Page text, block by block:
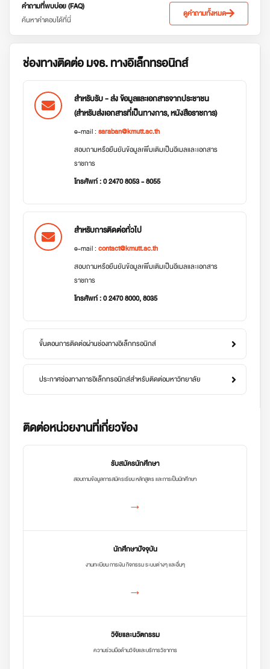
คำถามที่พบบ่อย (FAQ)
ค้นหาคำตอบได้ที่นี่
ดูคำถามทั้งหมด
ช่องทางติดต่อ มจธ. ทางอิเล็กทรอนิกส์
สำหรับรับ - ส่ง ข้อมูลและเอกสารจากประชาชน
(สำหรับส่งเอกสารที่เป็นทางการ, หนังสือราชการ)
e-mail :saraban@kmutt.ac.th
สอบถามหรือยืนยันข้อมูลเพิ่มเติมเป็นอีเมลและเอกสาร
ราชการ
โทรศัพท์ : 0 2470 8053 - 8055
สำหรับการติดต่อทั่วไป
e-mail :contact@kmutt.ac.th
สอบถามหรือยืนยันข้อมูลเพิ่มเติมเป็นอีเมลและเอกสาร
ราชการ
โทรศัพท์ : 0 2470 8000, 8035
ขั้นตอนการติดต่อผ่านช่องทางอิเล็กทรอนิกส์
ประกาศช่องทางการอิเล็กทรอนิกส์สำหรับติดต่อมหาวิทยาลัย
ติดต่อหน่วยงานที่เกี่ยวข้อง
รับสมัครนักศึกษา
สอบถามข้อมูลการสมัครเรียน หลักสูตร และการเป็นนักศึกษา
→
นักศึกษาปัจจุบัน
งานทะเบียน การเงิน กิจกรรม ระบบต่างๆ และอื่นๆ
→
วิจัยและนวัตกรรม
ความร่วมมือด้านวิจัยและบริการวิชาการ